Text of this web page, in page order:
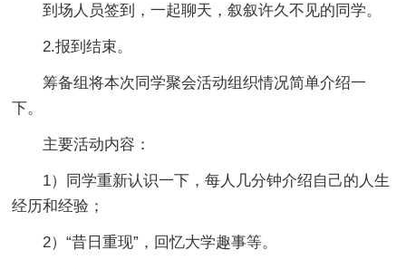
到场人员签到，一起聊天，叙叙许久不见的同学。
2.报到结束。
筹备组将本次同学聚会活动组织情况简单介绍一
下。
主要活动内容：
1）同学重新认识一下，每人几分钟介绍自己的人生
经历和经验；
2）“昔日重现”，回忆大学趣事等。